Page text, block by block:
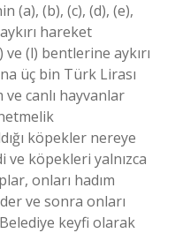
(a), (b), (c), (d), (e),
hareket
(l) bentlerine aykırı
üç bin Türk Lirası
ve canlı hayvanlar
köpekler nereye
ve köpekleri yalnızca
onları hadım
ve sonra onları
keyfi olarak